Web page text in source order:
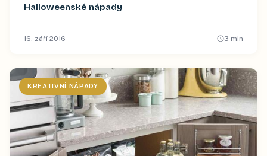
Halloweenské nápady
16. září 2016 3 min
KREATIVNÍ NÁPADY